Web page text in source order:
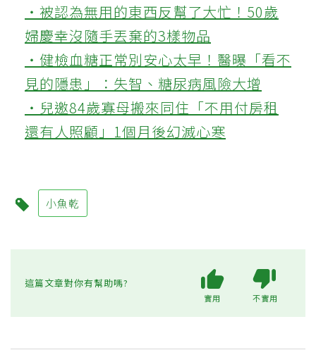
‧被認為無用的東西反幫了大忙！50歲
婦慶幸沒隨手丟棄的3樣物品
‧健檢血糖正常別安心太早！醫曝「看不
見的隱患」：失智、糖尿病風險大增
‧兒邀84歲寡母搬來同住「不用付房租
還有人照顧」1個月後幻滅心寒
小魚乾
這篇文章對你有幫助嗎?
實用 不實用